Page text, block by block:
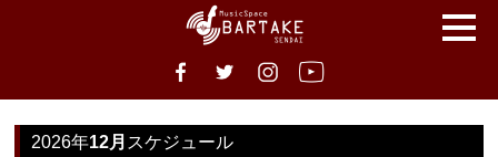
2026年12月 スケジュール